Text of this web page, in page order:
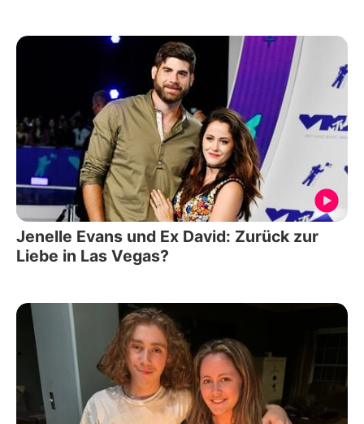
Jenelle Evans und Ex David: Zurück zur
Liebe in Las Vegas?